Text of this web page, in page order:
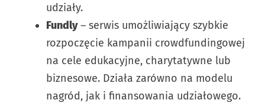
udziały.
Fundly– serwis umożliwiający szybkie
rozpoczęcie kampanii crowdfundingowej
na cele edukacyjne, charytatywne lub
biznesowe. Działa zarówno na modelu
nagród, jak i finansowania udziałowego.